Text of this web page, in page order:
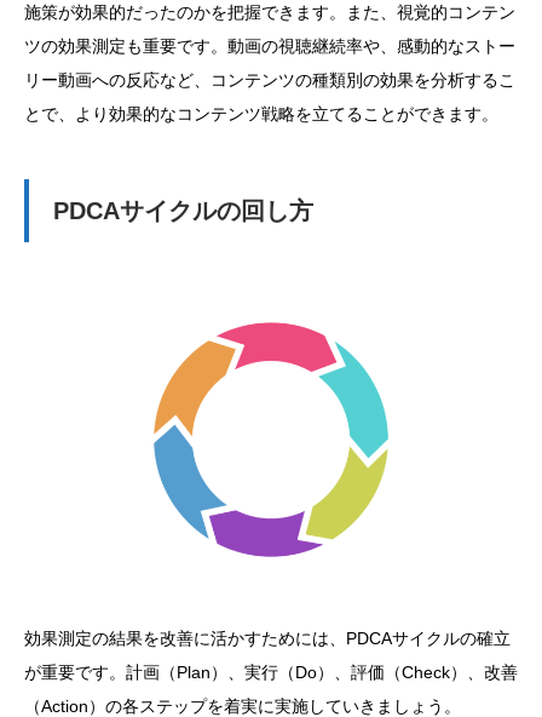
施策が効果的だったのかを把握できます。また、視覚的コンテン
ツの効果測定も重要です。動画の視聴継続率や、感動的なストー
リー動画への反応など、コンテンツの種類別の効果を分析するこ
とで、より効果的なコンテンツ戦略を立てることができます。
PDCAサイクルの回し方
効果測定の結果を改善に活かすためには、PDCAサイクルの確立
が重要です。計画（Plan）、実行（Do）、評価（Check）、改善
（Action）の各ステップを着実に実施していきましょう。